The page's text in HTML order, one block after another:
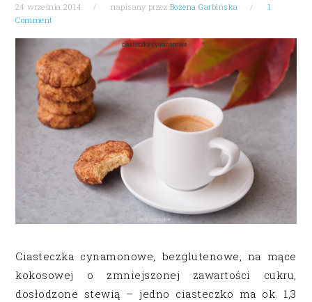
24 września 2014 napisany przez Bożena Garbińska
1
Comment
Ciasteczka cynamonowe, bezglutenowe, na mące
kokosowej o zmniejszonej zawartości cukru,
dosłodzone stewią – jedno ciasteczko ma ok. 1,3